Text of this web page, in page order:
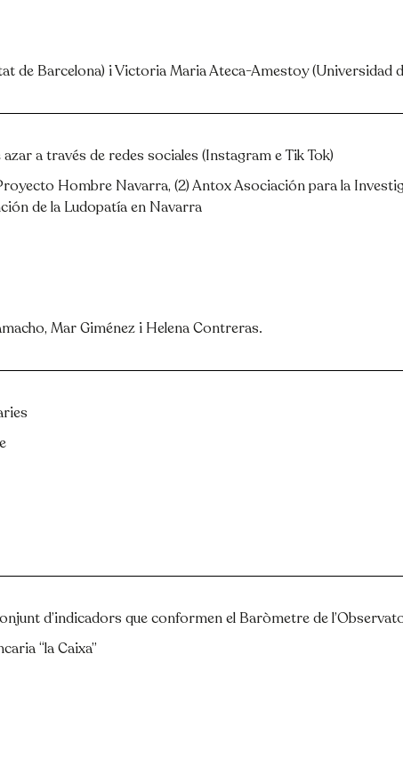
de Barcelona) i Victoria Maria Ateca-Amestoy (Universidad
a través de redes sociales (Instagram e Tik Tok)
Hombre Navarra, (2) Antox Asociación para la
de la Ludopatía en Navarra
Mar Giménez i Helena Contreras.
d’indicadors que conformen el Baròmetre de
“la Caixa”